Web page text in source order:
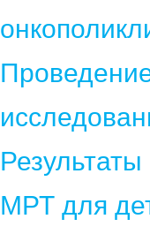
Результаты
МРТ для